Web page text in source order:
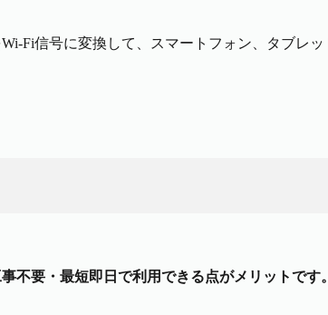
Fi信号に変換して、スマートフォン、タブレ
不要・最短即日で利用できる点がメリットです。